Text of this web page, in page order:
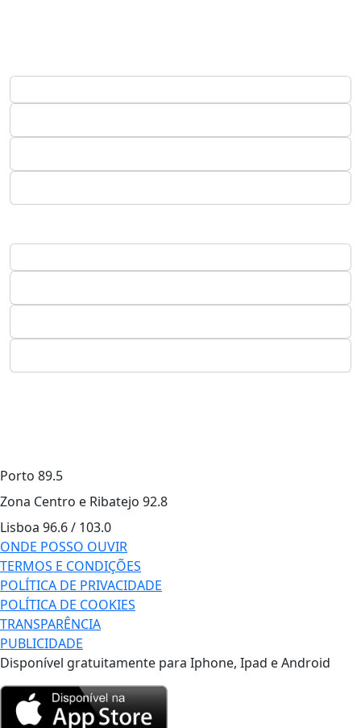
Porto 89.5
Zona Centro e Ribatejo 92.8
Lisboa 96.6 / 103.0
ONDE POSSO OUVIR
TERMOS E CONDIÇÕES
POLÍTICA DE PRIVACIDADE
POLÍTICA DE COOKIES
TRANSPARÊNCIA
PUBLICIDADE
Disponível gratuitamente para Iphone, Ipad e Android